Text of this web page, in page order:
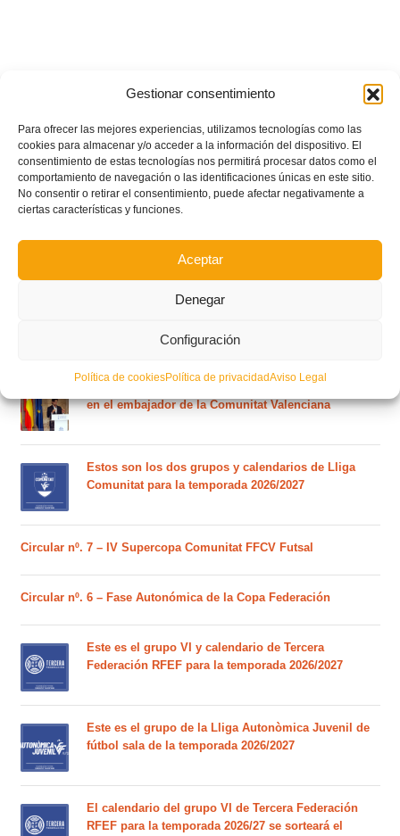
Gestionar consentimiento
Para ofrecer las mejores experiencias, utilizamos tecnologías como las
cookies para almacenar y/o acceder a la información del dispositivo. El
consentimiento de estas tecnologías nos permitirá procesar datos como el
comportamiento de navegación o las identificaciones únicas en este sitio.
No consentir o retirar el consentimiento, puede afectar negativamente a
ciertas características y funciones.
Aceptar
Denegar
Configuración
Política de cookiesPolítica de privacidadAviso Legal
Ferran Torres se da un baño de masas y se convierte
en el embajador de la Comunitat Valenciana
Estos son los dos grupos y calendarios de Lliga
Comunitat para la temporada 2026/2027
Circular nº. 7 – IV Supercopa Comunitat FFCV Futsal
Circular nº. 6 – Fase Autonómica de la Copa Federación
Este es el grupo VI y calendario de Tercera
Federación RFEF para la temporada 2026/2027
Este es el grupo de la Lliga Autonòmica Juvenil de
fútbol sala de la temporada 2026/2027
El calendario del grupo VI de Tercera Federación
RFEF para la temporada 2026/27 se sorteará el